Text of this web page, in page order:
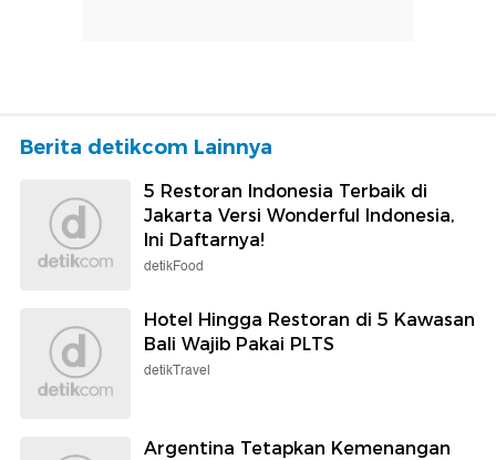
Berita detikcom Lainnya
5 Restoran Indonesia Terbaik di
Jakarta Versi Wonderful Indonesia,
Ini Daftarnya!
detikFood
Hotel Hingga Restoran di 5 Kawasan
Bali Wajib Pakai PLTS
detikTravel
Argentina Tetapkan Kemenangan